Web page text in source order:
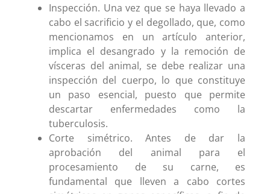
Inspección. Una vez que se haya llevado a
cabo el sacrificio y el degollado, que, como
mencionamos en un artículo anterior,
implica el desangrado y la remoción de
vísceras del animal, se debe realizar una
inspección del cuerpo, lo que constituye
un paso esencial, puesto que permite
descartar enfermedades como la
tuberculosis.
Corte simétrico. Antes de dar la
aprobación del animal para el
procesamiento de su carne, es
fundamental que lleven a cabo cortes